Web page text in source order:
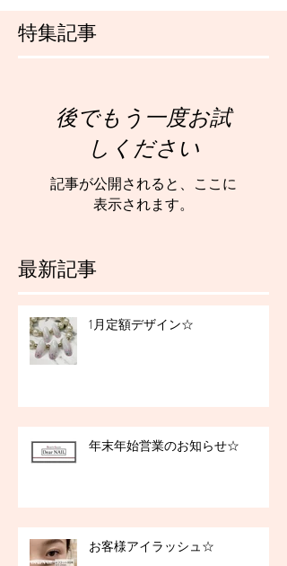
特集記事
最新記事
後でもう一度お試
しください
記事が公開されると、ここに
表示されます。
1月定額デザイン☆
年末年始営業のお知らせ☆
お客様アイラッシュ☆